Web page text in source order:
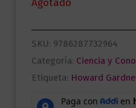
Agotado
SKU: 9786287732964
Categoría: Ciencia y
Etiqueta: Howard